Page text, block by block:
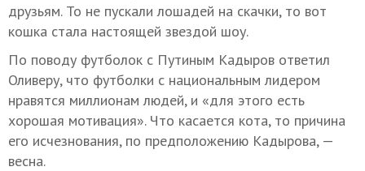
друзьям. То не пускали лошадей на скачки, то вот
кошка стала настоящей звездой шоу.
По поводу футболок с Путиным Кадыров ответил
Оливеру, что футболки с национальным лидером
нравятся миллионам людей, и «для этого есть
хорошая мотивация». Что касается кота, то причина
его исчезнования, по предположению Кадырова, —
весна.